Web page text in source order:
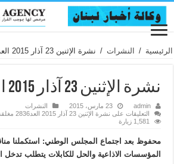
الرئيسية / النشرات / نشرة الإثنين 23 آذار 2015 العد2836
نشرة الإثنين 23 آذار 2015 العد2836
admin 23 مارس، 2015
النشرات
التعليقات على نشرة الإثنين 23 آذار 2015 العد2836 مغلقة
1,581 زيارة
محفوظ بعد اجتماع المجلس الوطني: استكملنا
المؤسسات الاذاعية والحل للكابلات يتطلب تدخل